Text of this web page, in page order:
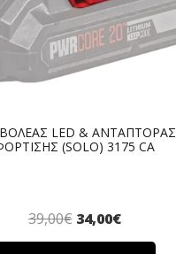
LED & ΑΝΤΑΠΤΟΡΑΣ
(SOLO) 3175 CA
39,00€ 34,00€